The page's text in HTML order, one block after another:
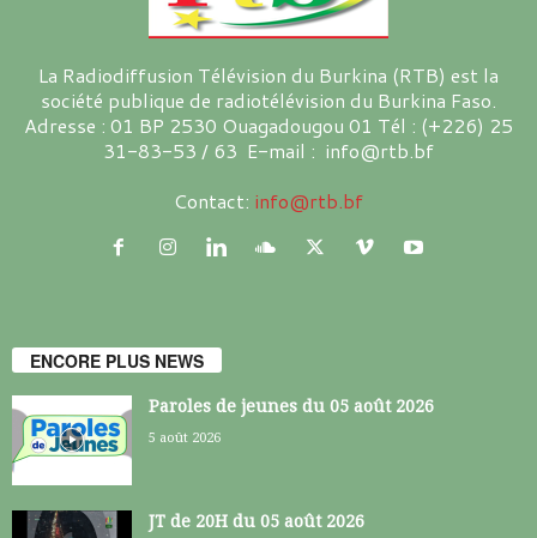
La Radiodiffusion Télévision du Burkina (RTB) est la
société publique de radiotélévision du Burkina Faso.
Adresse : 01 BP 2530 Ouagadougou 01 Tél : (+226) 25
31-83-53 / 63 E-mail : info@rtb.bf
Contact: info@rtb.bf
ENCORE PLUS NEWS
Paroles de jeunes du 05 août 2026
5 août 2026
JT de 20H du 05 août 2026